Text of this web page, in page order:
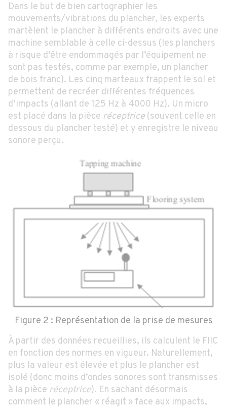
Dans le but de bien cartographier les
mouvements/vibrations du plancher, les experts
martèlent le plancher à différents endroits avec une
machine semblable à celle ci-dessus (les planchers
à risque d’être endommagés par l’équipement ne
sont pas testés, comme par exemple, un plancher
de bois franc). Les cinq marteaux frappent le sol et
permettent de recréer différentes fréquences
d’impacts (allant de 125 Hz à 4000 Hz). Un micro
est placé dans la pièce réceptrice (souvent celle en
dessous du plancher testé) et y enregistre le niveau
sonore perçu.
Figure 2 : Représentation de la prise de mesures
À partir des données recueillies, ils calculent le FIIC
en fonction des normes en vigueur. Naturellement,
plus la valeur est élevée et plus le plancher est
isolé (donc moins d’ondes sonores sont transmisses
à la pièce réceptrice). En sachant désormais
comment le plancher « réagit » face aux impacts,